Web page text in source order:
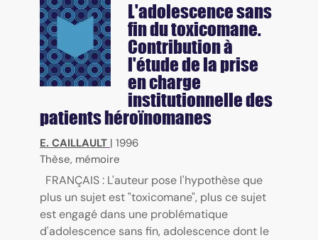
L'adolescence sans
fin du toxicomane.
Contribution à
l'étude de la prise
en charge
institutionnelle des
patients héroïnomanes
E. CAILLAULT | 1996
Thèse, mémoire
FRANÇAIS : L'auteur pose l'hypothèse que
plus un sujet est "toxicomane", plus ce sujet
est engagé dans une problématique
d'adolescence sans fin, adolescence dont le